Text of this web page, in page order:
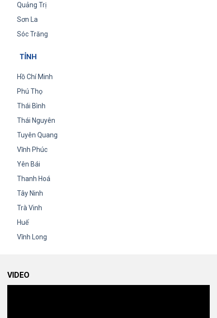
Quảng Trị
Sơn La
Sóc Trăng
TỈNH
Hồ Chí Minh
Phú Thọ
Thái Bình
Thái Nguyên
Tuyên Quang
Vĩnh Phúc
Yên Bái
Thanh Hoá
Tây Ninh
Trà Vinh
Huế
Vĩnh Long
VIDEO